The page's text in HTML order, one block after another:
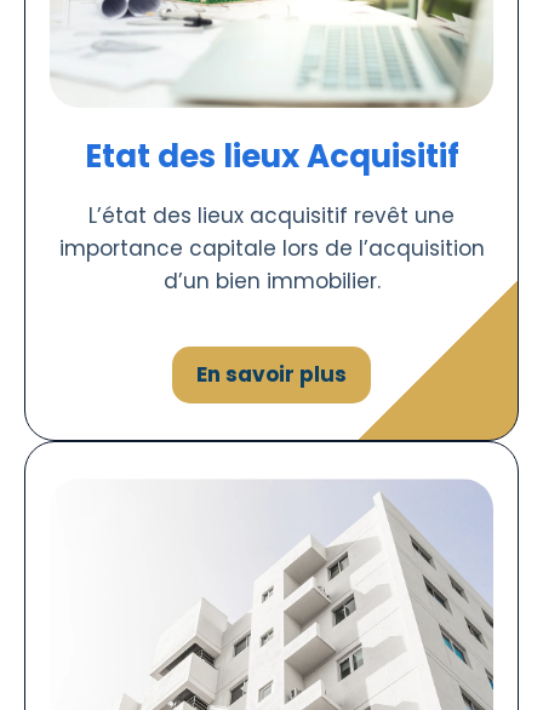
Etat des lieux Acquisitif
L’état des lieux acquisitif revêt une
importance capitale lors de l’acquisition
d’un bien immobilier.
En savoir plus